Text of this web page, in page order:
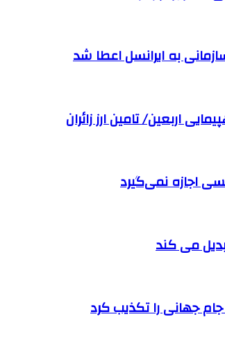
به ایرانسل اعطا شد
اجازه نمی‌گیرد
می کند
جام جهانی را تکذیب کرد